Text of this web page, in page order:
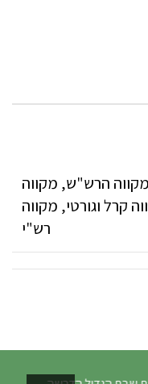
הרש"ש, מקווה
קרל וגורטי, מקווה
רש"י